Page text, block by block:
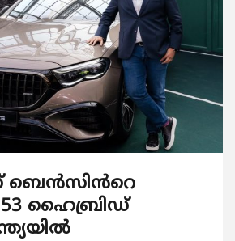
ബെൻസിൻറെ
ഹൈബ്രിഡ്